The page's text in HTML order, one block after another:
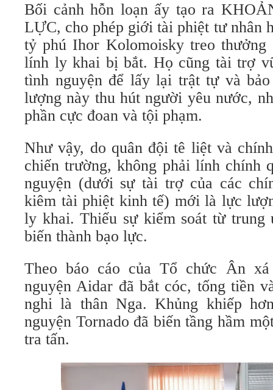
Bối cảnh hỗn loạn ấy tạo ra
LỰC, cho phép giới tài phiệt tư nhân
tỷ phú Ihor Kolomoisky treo thưởng
lính ly khai bị bắt. Họ cũng tài trợ
tình nguyện để lấy lại trật tự và
lượng này thu hút người yêu nước,
phần cực đoan và tội phạm.
Như vậy, do quân đội tê liệt và
chiến trường, không phải lính chính
nguyện (dưới sự tài trợ của các
kiêm tài phiệt kinh tế) mới là lực
ly khai. Thiếu sự kiểm soát từ trung
biến thành bạo lực.
Theo báo cáo của Tổ chức Ân
nguyện Aidar đã bắt cóc, tống tiền
nghi là thân Nga. Khủng khiếp
nguyện Tornado đã biến tầng hầm
tra tấn.